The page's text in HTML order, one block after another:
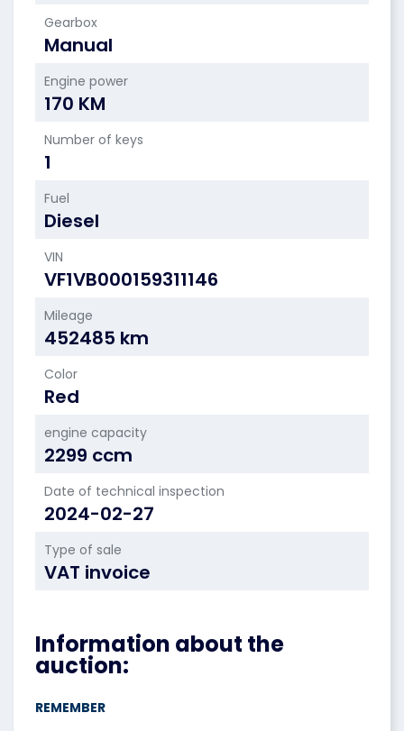
Gearbox
Manual
Engine power
170 KM
Number of keys
1
Fuel
Diesel
VIN
VF1VB000159311146
Mileage
452485 km
Color
Red
engine capacity
2299 ccm
Date of technical inspection
2024-02-27
Type of sale
VAT invoice
Information about the
auction:
REMEMBER